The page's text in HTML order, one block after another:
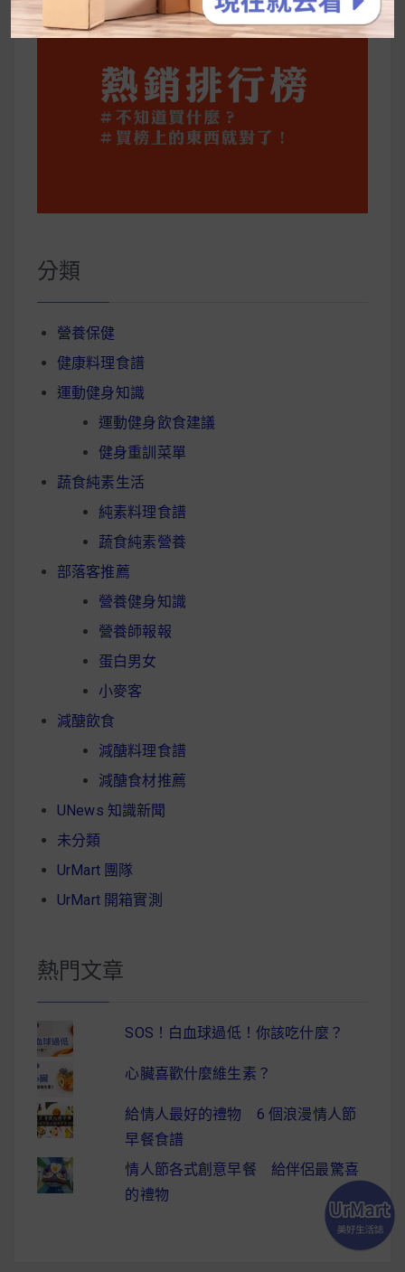
分類
營養保健
健康料理食譜
運動健身知識
運動健身飲食建議
健身重訓菜單
蔬食純素生活
純素料理食譜
蔬食純素營養
部落客推薦
營養健身知識
營養師報報
蛋白男女
小麥客
減醣飲食
減醣料理食譜
減醣食材推薦
UNews 知識新聞
未分類
UrMart 團隊
UrMart 開箱實測
熱門文章
SOS！白血球過低！你該吃什麼？
心臟喜歡什麼維生素？
給情人最好的禮物 6 個浪漫情人節
早餐食譜
情人節各式創意早餐 給伴侶最驚喜
的禮物